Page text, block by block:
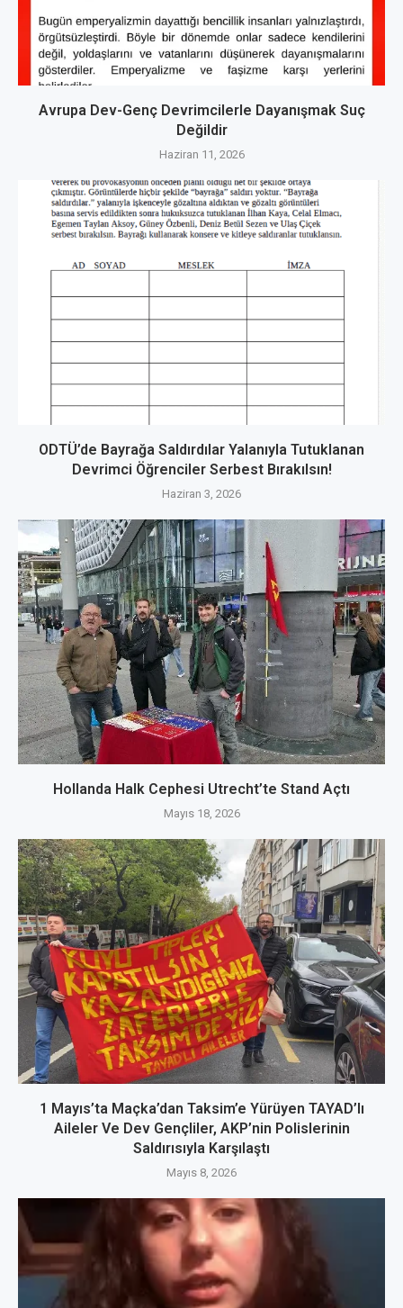
Avrupa Dev-Genç Devrimcilerle Dayanışmak Suç
Değildir
Haziran 11, 2026
ODTÜ’de Bayrağa Saldırdılar Yalanıyla Tutuklanan
Devrimci Öğrenciler Serbest Bırakılsın!
Haziran 3, 2026
Hollanda Halk Cephesi Utrecht’te Stand Açtı
Mayıs 18, 2026
1 Mayıs’ta Maçka’dan Taksim’e Yürüyen TAYAD’lı
Aileler Ve Dev Gençliler, AKP’nin Polislerinin
Saldırısıyla Karşılaştı
Mayıs 8, 2026